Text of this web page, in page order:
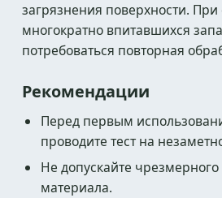
загрязнения поверхности.
многократно впитавшихся
потребоваться повторная
Рекомендации
Перед первым
проводите тест на
Не допускайте
материала.